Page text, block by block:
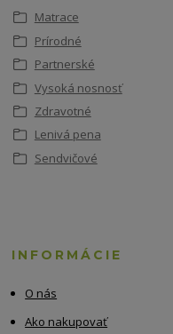
Matrace
Prírodné
Partnerské
Vysoká nosnosť
Zdravotné
Lenivá pena
Sendvičové
INFORMÁCIE
O nás
Ako nakupovať